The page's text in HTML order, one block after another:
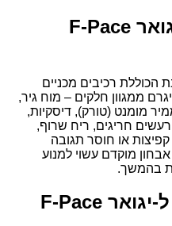
תקלות נפוצות בגיר יגואר F-Pace
הכוללת רכיבים מכניים
ממגוון חלקים – מוח גיר,
מומנט (טורק), דיסקיות,
רעשים חריגים, ריח שרוף,
או חוסר תגובה
מוקדם עשוי למנוע
בהמשך.
שיפוץ או החלפת גיר ל-יגואר F-Pace